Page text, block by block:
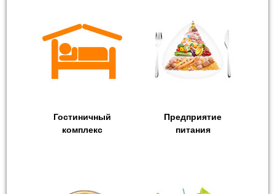
Гостиничный
комплекс
Предприятие
питания